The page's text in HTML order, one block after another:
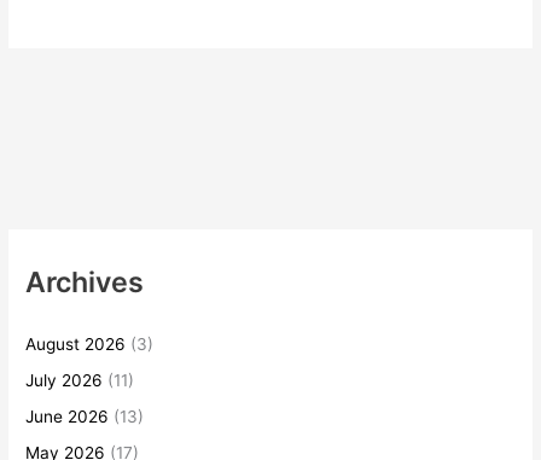
Archives
August 2026 (3)
July 2026 (11)
June 2026 (13)
May 2026 (17)